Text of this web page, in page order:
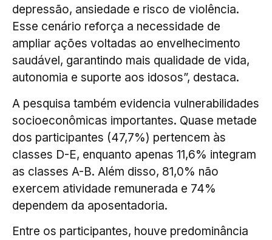
depressão, ansiedade e risco de violência.
Esse cenário reforça a necessidade de
ampliar ações voltadas ao envelhecimento
saudável, garantindo mais qualidade de vida,
autonomia e suporte aos idosos”, destaca.
A pesquisa também evidencia vulnerabilidades
socioeconômicas importantes. Quase metade
dos participantes (47,7%) pertencem às
classes D-E, enquanto apenas 11,6% integram
as classes A-B. Além disso, 81,0% não
exercem atividade remunerada e 74%
dependem da aposentadoria.
Entre os participantes, houve predominância